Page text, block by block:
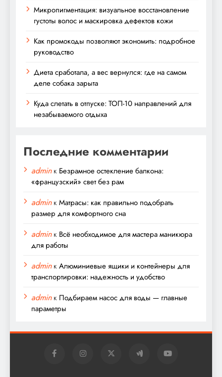
Микропигментация: визуальное восстановление
густоты волос и маскировка дефектов кожи
Как промокоды позволяют экономить: подробное
руководство
Диета сработала, а вес вернулся: где на самом
деле собака зарыта
Куда слетать в отпуске: ТОП-10 направлений для
незабываемого отдыха
Последние комментарии
adminк Безрамное остекление балкона:
«французский» свет без рам
adminкМатрасы: как правильно подобрать
размер для комфортного сна
adminк Всё необходимое для мастера маникюра
для работы
adminкАлюминиевые ящики и контейнеры для
транспортировки: надежность и удобство
adminк Подбираем насос для воды — главные
параметры